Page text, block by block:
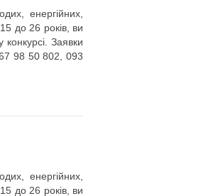
енергійних,
до 26 років, ви
Заявки
98 50 802, 093
енергійних,
до 26 років, ви